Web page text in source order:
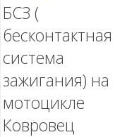
БСЗ (
бесконтактная
система
зажигания) на
мотоцикле
Ковровец